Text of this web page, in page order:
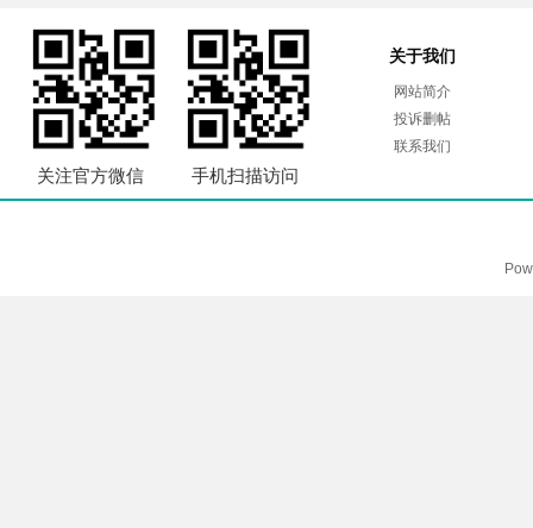
关注官方微信 手机扫描访问
关于我们
网站简介
投诉删帖
联系我们